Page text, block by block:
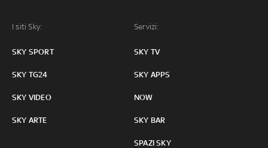
I siti Sky:
SKY SPORT
SKY TG24
SKY VIDEO
SKY ARTE
Servizi:
SKY TV
SKY APPS
NOW
SKY BAR
SPAZI SKY